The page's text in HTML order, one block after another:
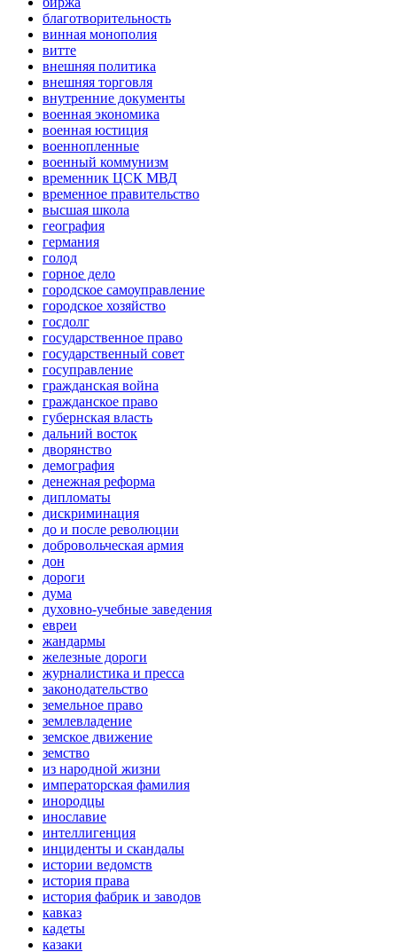
благотворительность
винная монополия
витте
внешняя политика
внешняя торговля
внутренние документы
военная экономика
военная юстиция
военнопленные
военный коммунизм
временник ЦСК МВД
временное правительство
высшая школа
география
германия
голод
горное дело
городское самоуправление
городское хозяйство
госдолг
государственное право
государственный совет
госуправление
гражданская война
гражданское право
губернская власть
дальний восток
дворянство
демография
денежная реформа
дипломаты
дискриминация
до и после революции
добровольческая армия
дон
дороги
дума
духовно-учебные заведения
евреи
жандармы
железные дороги
журналистика и пресса
законодательство
земельное право
землевладение
земское движение
земство
из народной жизни
императорская фамилия
инородцы
инославие
интеллигенция
инциденты и скандалы
истории ведомств
история права
история фабрик и заводов
кавказ
кадеты
казаки